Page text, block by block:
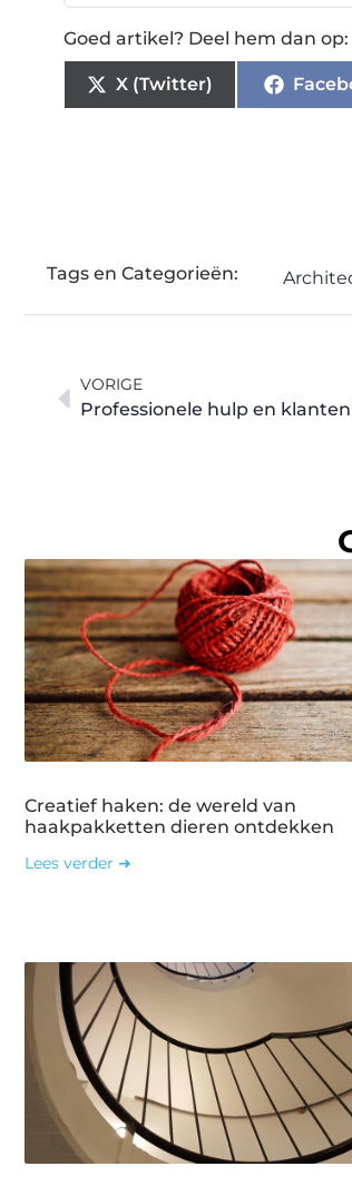
Goed artikel? Deel hem dan op:
X (Twitter)
Tags en Categorieën:
VORIGE
Professionele hulp en
Creatief haken: de wereld van
haakpakketten dieren ontdekken
Lees verder ➜